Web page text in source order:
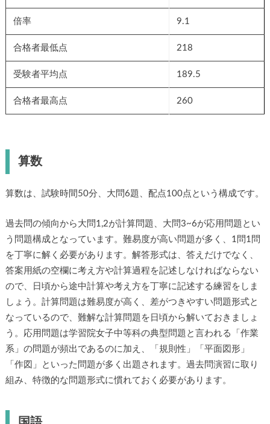
倍率 9.1
合格者最低点 218
受験者平均点 189.5
合格者最高点 260
算数
算数は、試験時間50分、大問6題、配点100点という構成です。
過去問の傾向から大問1,2が計算問題、大問3~6が応用問題とい
う問題構成となっています。難易度が高い問題が多く、1問1問
を丁寧に解く必要があります。解答形式は、答えだけでなく、
答案用紙の空欄に考え方や計算過程を記述しなければならない
ので、日頃から途中計算や考え方を丁寧に記述する練習をしま
しょう。計算問題は難易度が高く、差がつきやすい問題形式と
なっているので、難解な計算問題を日頃から解いておきましょ
う。応用問題は学習院女子中等科の典型問題と言われる「作業
系」の問題が頻出であるのに加え、「規則性」「平面図形」
「作図」といった問題が多く出題されます。過去問演習に取り
組み、特徴的な問題形式に慣れておく必要があります。